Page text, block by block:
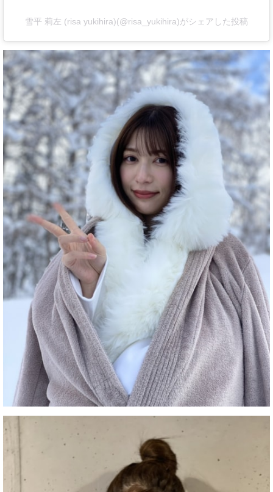
雪平 莉左 (risa yukihira)(@risa_yukihira)がシェアした投稿